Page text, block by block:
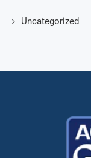
Uncategorized